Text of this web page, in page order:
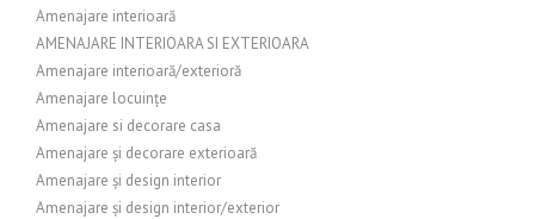
Amenajare interioară
AMENAJARE INTERIOARA SI EXTERIOARA
Amenajare interioară/exterioră
Amenajare locuințe
Amenajare si decorare casa
Amenajare și decorare exterioară
Amenajare și design interior
Amenajare și design interior/exterior